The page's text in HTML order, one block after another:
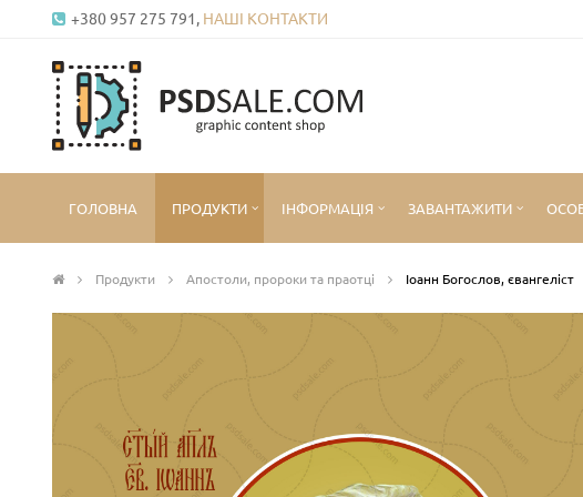
+380 957 275 791, НАШІ КОНТАКТИ
ГОЛОВНА ПРОДУКТИ ІНФОРМАЦІЯ ЗАВАНТАЖИТИ
Продукти Апостоли, пророки та праотці Іоанн Богослов, євангеліст